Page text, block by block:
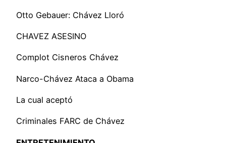
Otto Gebauer: Chávez Lloró
CHAVEZ ASESINO
Complot Cisneros Chávez
Narco-Chávez Ataca a Obama
La cual aceptó
Criminales FARC de Chávez